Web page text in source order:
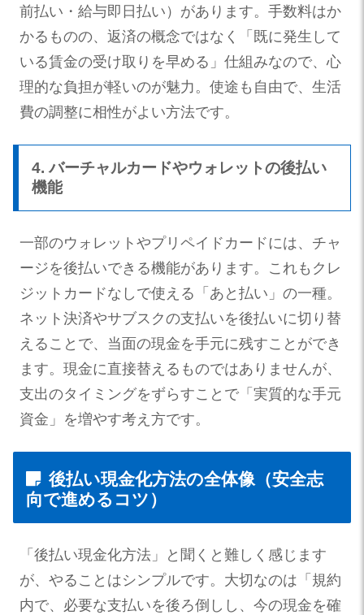
前払い・給与即日払い）があります。手数料はか
かるものの、返済の概念ではなく「既に発生して
いる賃金の受け取りを早める」仕組みなので、心
理的な負担が軽いのが魅力。使途も自由で、生活
費の調整に相性がよい方法です。
4. バーチャルカードやウォレットの後払い
機能
一部のウォレットやプリペイドカードには、チャ
ージを後払いできる機能があります。これもクレ
ジットカードなしで使える「あと払い」の一種。
ネット決済やサブスクの支払いを後払いに切り替
えることで、当面の現金を手元に残すことができ
ます。現金に直接替えるものではありませんが、
支出のタイミングをずらすことで「実質的な手元
資金」を増やす考え方です。
後払い現金化方法の全体像（安全志
向で進めるコツ）
「後払い現金化方法」と聞くと難しく感じます
が、やることはシンプルです。大切なのは「規約
内で、必要な支払いを後ろ倒しし、今の現金を確